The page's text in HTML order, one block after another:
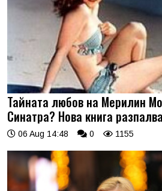
Тайната любов на Мерилин
Синатра? Нова книга
06 Aug 14:48 0 1155